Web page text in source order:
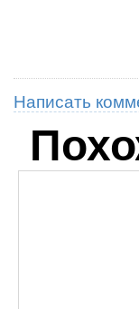
Написать